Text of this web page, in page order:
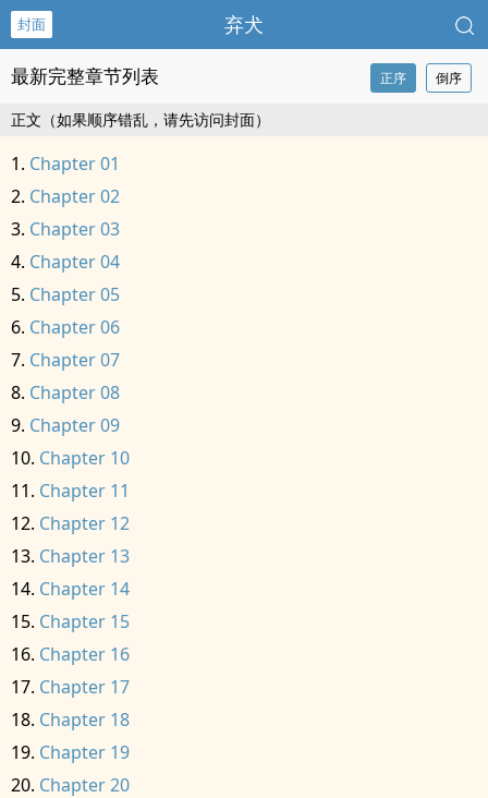
封面 弃犬
最新完整章节列表 正序 倒序
正文（如果顺序错乱，请先访问封面）
Chapter 01
Chapter 02
Chapter 03
Chapter 04
Chapter 05
Chapter 06
Chapter 07
Chapter 08
Chapter 09
Chapter 10
Chapter 11
Chapter 12
Chapter 13
Chapter 14
Chapter 15
Chapter 16
Chapter 17
Chapter 18
Chapter 19
Chapter 20